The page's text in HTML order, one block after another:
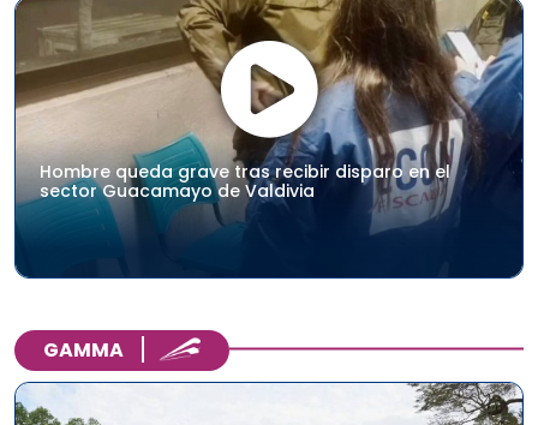
Hombre queda grave tras recibir disparo en el
sector Guacamayo de Valdivia
GAMMA